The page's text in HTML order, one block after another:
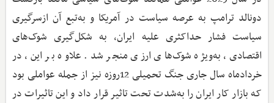
دونالد ترامپ به عرصه سیاست در آمریکا و به‌تبع آن ازسرگیری
سیاست فشار حداکثری علیه ایران، به شکل‌گیری شوک‌های
اقتصادی، به‌ویژه شوک‌های ارزی منجر شد. علاوه بر این، در
خردادماه سال جاری جنگ تحمیلی 12روزه نیز از جمله عواملی بود
که بازار کار ایران را به‌شدت تحت تاثیر قرار داد و این تاثیرات در